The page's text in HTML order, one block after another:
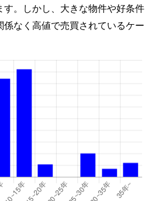
。しかし、大きな物件や好条件
なく高値で売買されているケー